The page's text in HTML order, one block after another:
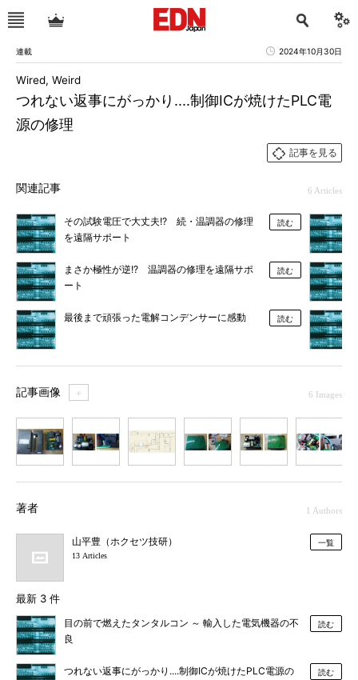
連載 2024年10月30日
つれない返事にがっかり....制御ICが焼けたPLC電
源の修理
Wired, Weird
記事を見る
関連記事 6 Articles
その試験電圧で大丈夫!? 続・温調器の修理
を遠隔サポート
読む
まさか極性が逆!? 温調器の修理を遠隔サポ
ート
読む
最後まで頑張った電解コンデンサーに感動 読む
記事画像 ＋ 6 Images
著者 1 Authors
山平豊（ホクセツ技研）
13 Articles
一覧
最新 3 件
目の前で燃えたタンタルコン ～ 輸入した電気機器の不
良
読む
つれない返事にがっかり....制御ICが焼けたPLC電源の
読む